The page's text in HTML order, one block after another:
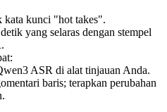
kata kunci "hot takes".
yang selaras dengan stempel
ASR di alat tinjauan Anda.
baris; terapkan perubahan